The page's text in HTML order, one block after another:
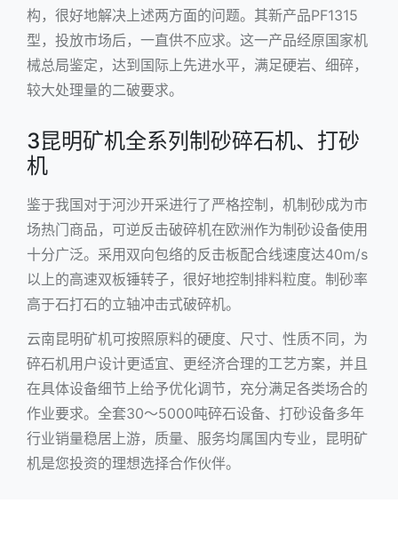
构，很好地解决上述两方面的问题。其新产品PF1315
型，投放市场后，一直供不应求。这一产品经原国家机
械总局鉴定，达到国际上先进水平，满足硬岩、细碎，
较大处理量的二破要求。
3昆明矿机全系列制砂碎石机、打砂
机
鉴于我国对于河沙开采进行了严格控制，机制砂成为市
场热门商品，可逆反击破碎机在欧洲作为制砂设备使用
十分广泛。采用双向包络的反击板配合线速度达40m/s
以上的高速双板锤转子，很好地控制排料粒度。制砂率
高于石打石的立轴冲击式破碎机。
云南昆明矿机可按照原料的硬度、尺寸、性质不同，为
碎石机用户设计更适宜、更经济合理的工艺方案，并且
在具体设备细节上给予优化调节，充分满足各类场合的
作业要求。全套30～5000吨碎石设备、打砂设备多年
行业销量稳居上游，质量、服务均属国内专业，昆明矿
机是您投资的理想选择合作伙伴。